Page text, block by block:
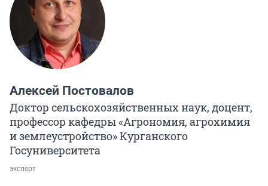
Алексей Постовалов
Доктор сельскохозяйственных наук, доцент,
профессор кафедры «Агрономия, агрохимия
и землеустройство» Курганского
Госуниверситета
эксперт